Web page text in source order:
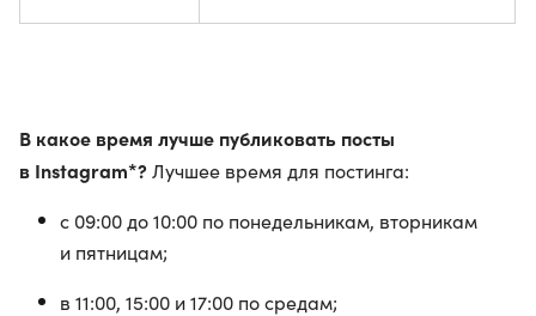
В какое время лучше публиковать посты
в Instagram*?Лучшее время для постинга:
с 09:00 до 10:00 по понедельникам, вторникам
и пятницам;
в 11:00, 15:00 и 17:00 по средам;